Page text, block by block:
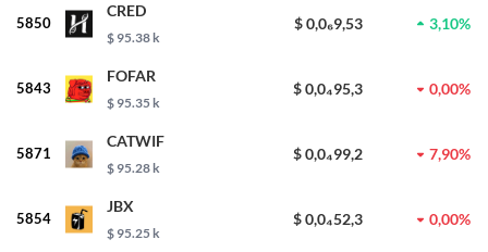
5850
CRED
$ 95.38 k
$ 0,0₆9,53 3,10%
5843
FOFAR
$ 95.35 k
$ 0,0₄95,3 0,00%
5871
CATWIF
$ 95.28 k
$ 0,0₄99,2 7,90%
5854
JBX
$ 95.25 k
$ 0,0₄52,3 0,00%